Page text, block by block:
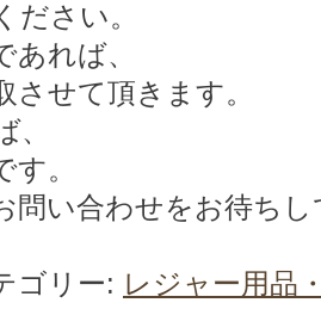
ださい。
あれば、
させて頂きます。
、
。
問い合わせをお待ち
ゴリー: レジャー用品